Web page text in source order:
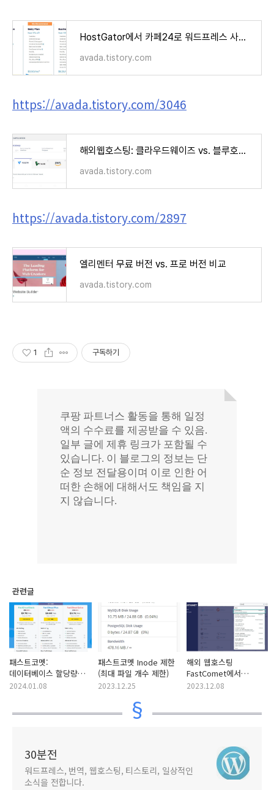
HostGator에서 카페24로 워드프레스 사이트 이전 작업
avada.tistory.com
https://avada.tistory.com/3046
해외웹호스팅: 클라우드웨이즈 vs. 블루호스트 vs. 카페24 비교 (Cloudways vs. Bluehost vs. Cafe24)
avada.tistory.com
https://avada.tistory.com/2897
엘리멘터 무료 버전 vs. 프로 버전 비교
avada.tistory.com
1 구독하기
관련글
패스트코멧:
데이터베이스 할당량
제한
2024.01.08
패스트코멧 Inode 제한
(최대 파일 개수 제한)
2023.12.25
해외 웹호스팅
FastComet에서
phpMyAdmin에
2023.12.08
30분전
워드프레스, 번역, 웹호스팅, 티스토리, 일상적인
소식을 전합니다.